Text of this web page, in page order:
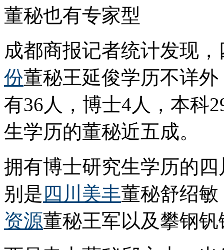
董秘也有专家型
成都商报记者统计发现
份董秘王延俊学历不详
有36人，博士4人，本科
生学历的董秘近五成。
拥有博士研究生学历的
别是 四川美丰董秘舒绍敏
资源董秘王军以及攀钢